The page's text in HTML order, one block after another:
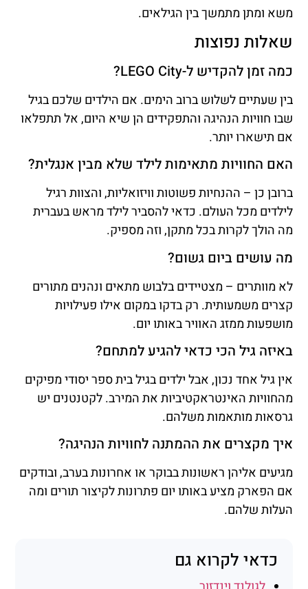
משא ומתן מתמשך בין הגילאים.
שאלות נפוצות
כמה זמן להקדיש ל-LEGO City?
בין שעתיים לשלוש ברוב הימים. אם הילדים שלכם בגיל
שבו חוויות הנהיגה והתפקידים הן שיא היום, אל תתפלאו
אם תישארו יותר.
האם החוויות מתאימות לילד שלא מבין אנגלית?
ברובן כן – ההנחיות פשוטות וויזואליות, והצוות רגיל
לילדים מכל העולם. כדאי להסביר לילד מראש בעברית
מה הולך לקרות בכל מתקן, וזה מספיק.
מה עושים ביום גשום?
לא מוותרים – מצטיידים בלבוש מתאים ונהנים מתורים
קצרים משמעותית. רק בדקו במקום אילו פעילויות
מושפעות ממזג האוויר באותו יום.
באיזה גיל הכי כדאי להגיע למתחם?
אין גיל אחד נכון, אבל ילדים בגיל בית ספר יסודי מפיקים
מהחוויות האינטראקטיביות את המירב. לקטנטנים יש
גרסאות מותאמות משלהם.
איך מקצרים את ההמתנה לחוויות הנהיגה?
מגיעים אליהן ראשונות בבוקר או אחרונות בערב, ובודקים
אם הפארק מציע באותו יום פתרונות לקיצור תורים ומה
העלות שלהם.
כדאי לקרוא גם